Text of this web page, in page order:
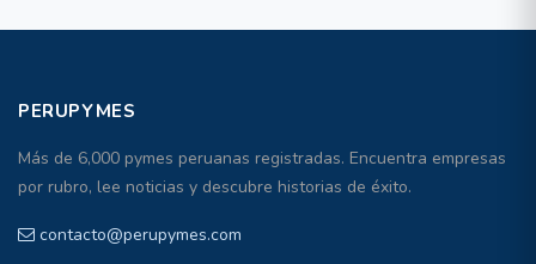
PERUPYMES
Más de 6,000 pymes peruanas registradas. Encuentra empresas
por rubro, lee noticias y descubre historias de éxito.
contacto@perupymes.com